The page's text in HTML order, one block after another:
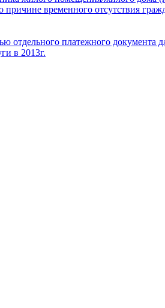
временного отсутствия
отдельного платежного документа
в 2013г.